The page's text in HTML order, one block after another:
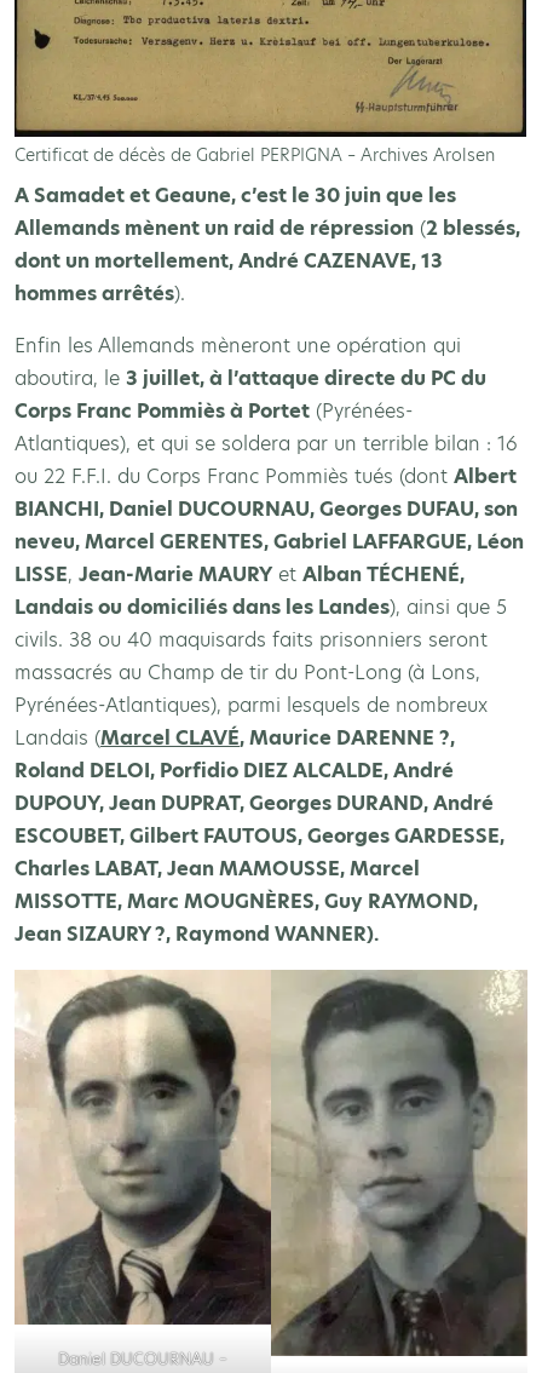
Certificat de décès de Gabriel PERPIGNA – Archives Arolsen
A Samadet et Geaune, c’est le 30 juin que les
Allemands mènent un raid de répression (2 blessés,
dont un mortellement, André CAZENAVE, 13
hommes arrêtés).
Enfin les Allemands mèneront une opération qui
aboutira, le 3 juillet, à l’attaque directe du PC du
Corps Franc Pommiès à Portet (Pyrénées-
Atlantiques), et qui se soldera par un terrible bilan : 16
ou 22 F.F.I. du Corps Franc Pommiès tués (dont Albert
BIANCHI, Daniel DUCOURNAU, Georges DUFAU, son
neveu, Marcel GERENTES, Gabriel LAFFARGUE, Léon
LISSE, Jean-Marie MAURYet Alban TÉCHENÉ,
Landais ou domiciliés dans les Landes), ainsi que 5
civils. 38 ou 40 maquisards faits prisonniers seront
massacrés au Champ de tir du Pont-Long (à Lons,
Pyrénées-Atlantiques), parmi lesquels de nombreux
Landais (Marcel CLAVÉ, Maurice DARENNE ?,
Roland DELOI, Porfidio DIEZ ALCALDE, André
DUPOUY, Jean DUPRAT, Georges DURAND, André
ESCOUBET, Gilbert FAUTOUS, Georges GARDESSE,
Charles LABAT, Jean MAMOUSSE, Marcel
MISSOTTE, Marc MOUGNÈRES, Guy RAYMOND,
Jean SIZAURY ?, Raymond WANNER).
Daniel DUCOURNAU –